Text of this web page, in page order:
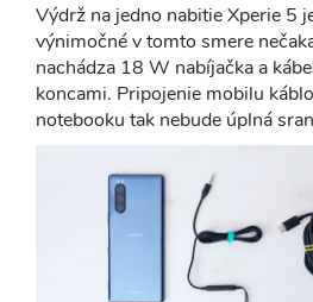
Výdrž na jedno nabitie Xperie 5
výnimočné v tomto smere
nachádza 18 W nabíjačka a
koncami. Pripojenie mobilu
notebooku tak nebude úplná